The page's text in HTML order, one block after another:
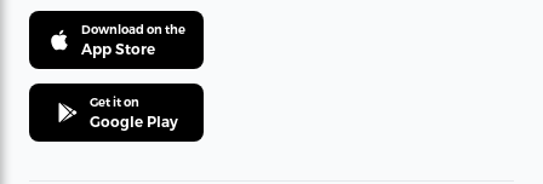
Download on the
App Store
Get it on
Google Play